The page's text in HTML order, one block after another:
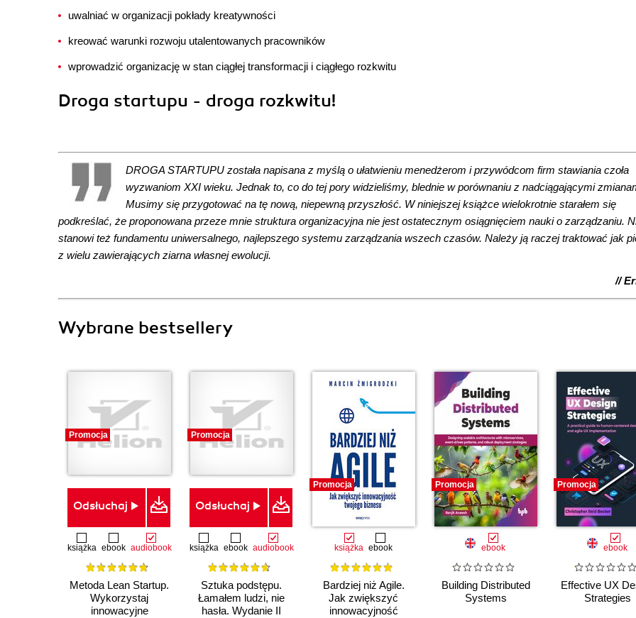
uwalniać w organizacji pokłady kreatywności
kreować warunki rozwoju utalentowanych pracowników
wprowadzić organizację w stan ciągłej transformacji i ciągłego rozkwitu
Droga startupu - droga rozkwitu!
DROGA STARTUPU została napisana z myślą o ułatwieniu menedżerom i przywódcom firm stawiania czoła
wyzwaniom XXI wieku. Jednak to, co do tej pory widzieliśmy, blednie w porównaniu z nadciągającymi
Musimy się przygotować na tę nową, niepewną przyszłość. W niniejszej książce wielokrotnie starałem się
podkreślać, że proponowana przeze mnie struktura organizacyjna nie jest ostatecznym osiągnięciem nauki o zarządzaniu.
stanowi też fundamentu uniwersalnego, najlepszego systemu zarządzania wszech czasów. Należy ją raczej traktować jak
z wielu zawierających ziarna własnej ewolucji.
//
Wybrane bestsellery
Promocja
Odsłuchaj
książka ebook audiobook
Metoda Lean Startup.
Wykorzystaj
innowacyjne
Promocja
Odsłuchaj
książka ebook audiobook
Sztuka podstępu.
Łamałem ludzi, nie
hasła. Wydanie II
Promocja
książka ebook
Bardziej niż Agile.
Jak zwiększyć
innowacyjność
Promocja
ebook
Building Distributed
Systems
Promocja
ebook
Effective UX
Strategies